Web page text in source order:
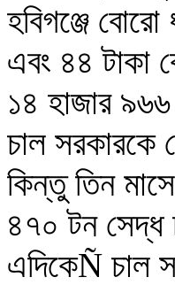
হবিগঞ্জে
এবং ৪৪ টাকা
১৪ হাজার
চাল সরকারকে
কিন্তু তিন
৪৭০ টন সেদ্ধ
এদিকেÑ চাল